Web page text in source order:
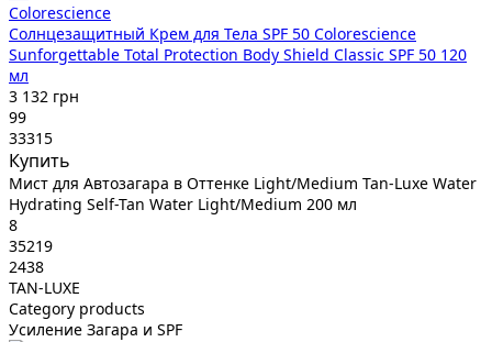
Colorescience
Солнцезащитный Крем для Тела SPF 50 Colorescience
Sunforgettable Total Protection Body Shield Classic SPF 50 120
мл
3 132 грн
99
33315
Купить
Мист для Автозагара в Оттенке Light/Medium Tan-Luxe Water
Hydrating Self-Tan Water Light/Medium 200 мл
8
35219
2438
TAN-LUXE
Category products
Усиление Загара и SPF